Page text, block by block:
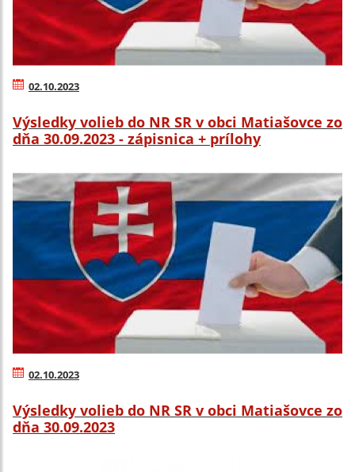
02.10.2023
Výsledky volieb do NR SR v obci Matiašovce zo
dňa 30.09.2023 - zápisnica + prílohy
02.10.2023
Výsledky volieb do NR SR v obci Matiašovce zo
dňa 30.09.2023